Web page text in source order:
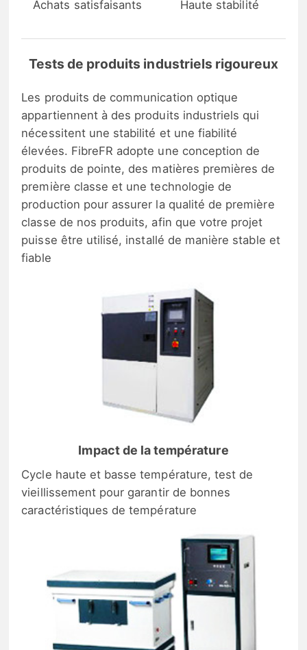
Achats satisfaisants Haute stabilité
Tests de produits industriels rigoureux
Les produits de communication optique
appartiennent à des produits industriels qui
nécessitent une stabilité et une fiabilité
élevées. FibreFR adopte une conception de
produits de pointe, des matières premières de
première classe et une technologie de
production pour assurer la qualité de première
classe de nos produits, afin que votre projet
puisse être utilisé, installé de manière stable et
fiable
Impact de la température
Cycle haute et basse température, test de
vieillissement pour garantir de bonnes
caractéristiques de température